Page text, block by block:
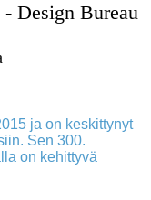
Design Bureau
ja on keskittynyt
Sen 300.
on kehittyvä